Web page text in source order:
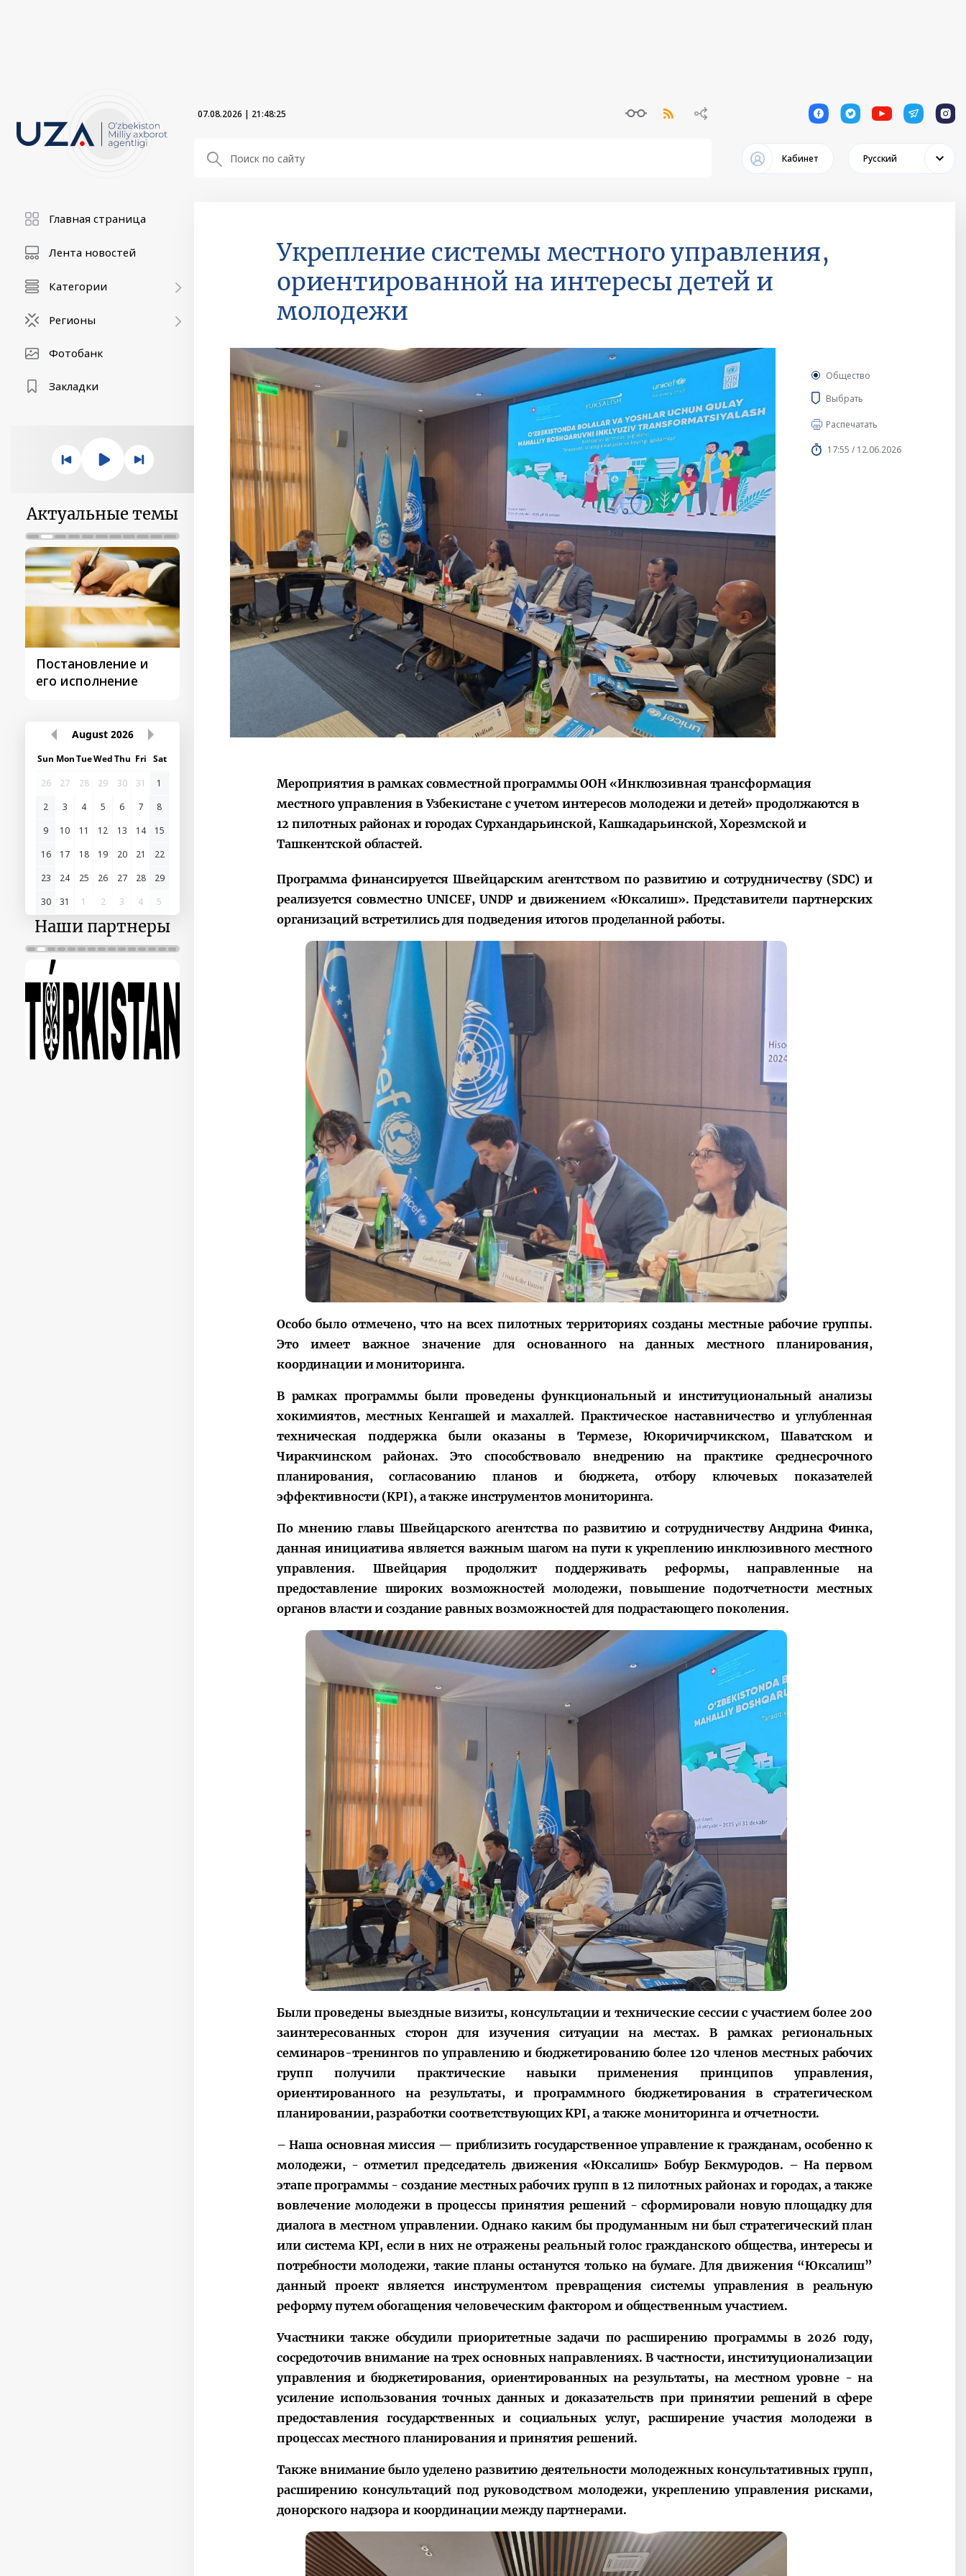
07.08.2026 | 21:48:26 1 1 1 1 1
Кабинет Русский
Главная страница
Лента новостей
Категории
Регионы
Фотобанк
Закладки
Актуальные темы
Постановление и
его исполнение
Поручение
Президента – в
действии
Видеоселекторные
совещания под
председательством
Президента
Шавката
После визита
Президента…
August 2026
Sun MonTueWedThu Fri Sat
26
27 28 29 30 31
1
2
3 4 5 6 7
8
9
10 11 12 13 14
15
16
17 18 19 20 21
22
23
24 25 26 27 28
29
30
31 1 2 3 4 5
Наши партнеры
Укрепление системы местного управления,
ориентированной на интересы детей и
молодежи
Общество
Выбрать
Распечатать
17:55 / 12.06.2026
Мероприятия в рамках совместной программы ООН «Инклюзивная трансформация
местного управления в Узбекистане с учетом интересов молодежи и детей» продолжаются в
12 пилотных районах и городах Сурхандарьинской, Кашкадарьинской, Хорезмской и
Ташкентской областей.
Программа финансируется Швейцарским агентством по развитию и сотрудничеству (SDC) и
реализуется совместно UNICEF, UNDP и движением «Юксалиш». Представители партнерских
организаций встретились для подведения итогов проделанной работы.
Особо было отмечено, что на всех пилотных территориях созданы местные рабочие группы.
Это имеет важное значение для основанного на данных местного планирования,
координации и мониторинга.
В рамках программы были проведены функциональный и институциональный анализы
хокимиятов, местных Кенгашей и махаллей. Практическое наставничество и углубленная
техническая поддержка были оказаны в Термезе, Юкоричирчикском, Шаватском и
Чиракчинском районах. Это способствовало внедрению на практике среднесрочного
планирования, согласованию планов и бюджета, отбору ключевых показателей
эффективности (KPI), а также инструментов мониторинга.
По мнению главы Швейцарского агентства по развитию и сотрудничеству Андрина Финка,
данная инициатива является важным шагом на пути к укреплению инклюзивного местного
управления. Швейцария продолжит поддерживать реформы, направленные на
предоставление широких возможностей молодежи, повышение подотчетности местных
органов власти и создание равных возможностей для подрастающего поколения.
Были проведены выездные визиты, консультации и технические сессии с участием более 200
заинтересованных сторон для изучения ситуации на местах. В рамках региональных
семинаров-тренингов по управлению и бюджетированию более 120 членов местных рабочих
групп получили практические навыки применения принципов управления,
ориентированного на результаты, и программного бюджетирования в стратегическом
планировании, разработки соответствующих KPI, а также мониторинга и отчетности.
– Наша основная миссия — приблизить государственное управление к гражданам, особенно к
молодежи, - отметил председатель движения «Юксалиш» Бобур Бекмуродов. – На первом
этапе программы - создание местных рабочих групп в 12 пилотных районах и городах, а также
вовлечение молодежи в процессы принятия решений - сформировали новую площадку для
диалога в местном управлении. Однако каким бы продуманным ни был стратегический план
или система KPI, если в них не отражены реальный голос гражданского общества, интересы и
потребности молодежи, такие планы останутся только на бумаге. Для движения “Юксалиш”
данный проект является инструментом превращения системы управления в реальную
реформу путем обогащения человеческим фактором и общественным участием.
Участники также обсудили приоритетные задачи по расширению программы в 2026 году,
сосредоточив внимание на трех основных направлениях. В частности, институционализации
управления и бюджетирования, ориентированных на результаты, на местном уровне - на
усиление использования точных данных и доказательств при принятии решений в сфере
предоставления государственных и социальных услуг, расширение участия молодежи в
процессах местного планирования и принятия решений.
Также внимание было уделено развитию деятельности молодежных консультативных групп,
расширению консультаций под руководством молодежи, укреплению управления рисками,
донорского надзора и координации между партнерами.